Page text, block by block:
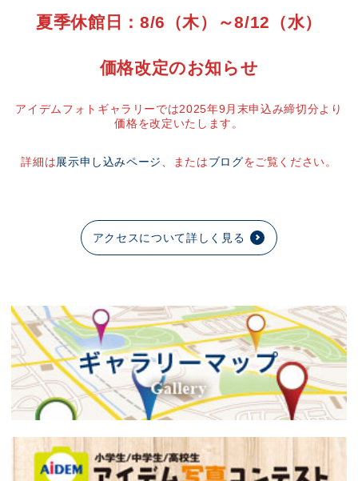
夏季休館日：8/6（木）～8/12（水）
価格改定のお知らせ
アイデムフォトギャラリーでは2025年9月末申込み締切分より
価格を改定いたします。
詳細は展示申し込みページ 、またはブログをご覧ください。
アクセスについて詳しく見る